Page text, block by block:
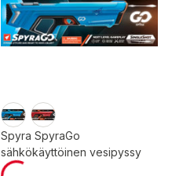
Spyra SpyraGo
sähkökäyttöinen vesipyssy